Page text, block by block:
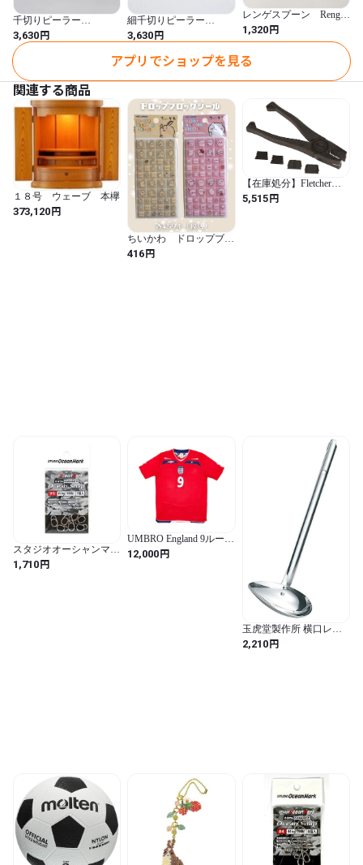
千切りピーラー
Peeler,Julienne
3,630円
細千切りピーラー
Peeler,extra fine Julienne
3,630円
レンゲスプーン Renge
Spoon
1,320円
アプリでショップを見る
関連する商品
１８号 ウェーブ 本欅
373,120円
ちいかわ ドロップブロ
ックシール
416円
【在庫処分】Fletcher
Terry フレッチャー グリ
ップ 8” （全長20cm）
5,515円
スタジオオーシャンマー
ク OGM OCEAN SNAP
(オーシャンスナップ)
1,710円
UMBRO England 9ルーニ
ー
12,000円
玉虎堂製作所 横口レー
ドル 左利き用 90㏄
BYK0307
2,210円